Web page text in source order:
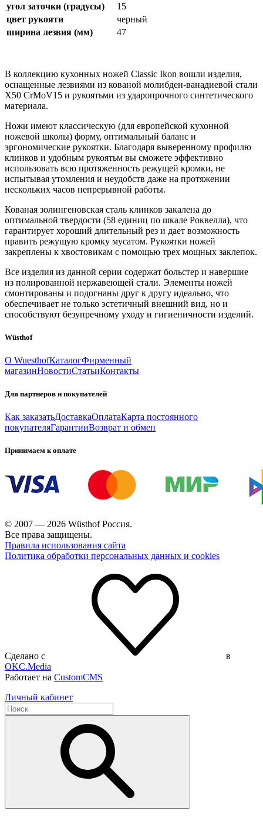
угол заточки (градусы)
15
цвет рукояти
черный
ширина лезвия (мм)
47
В коллекцию кухонных ножей Classic Ikon вошли изделия,
оснащенные лезвиями из кованой молибден-ванадиевой стали
X50 CrMoV15 и рукоятьми из ударопрочного синтетического
материала.
Ножи имеют классическую (для европейской кухонной
ножевой школы) форму, оптимальный баланс и
эргономические рукоятки. Благодаря выверенному профилю
клинков и удобным рукоятьм вы сможете эффективно
использовать всю протяженность режущей кромки, не
испытывая утомления и неудобств даже на протяжении
нескольких часов непрерывной работы.
Кованая золингеновская сталь клинков закалена до
оптимальной твердости (58 единиц по шкале Роквелла), что
гарантирует хороший длительный рез и дает возможность
править режущую кромку мусатом. Рукоятки ножей
закреплены к хвостовикам с помощью трех мощных заклепок.
Все изделия из данной серии содержат больстер и навершие
из полированной нержавеющей стали. Элементы ножей
смонтированы и подогнаны друг к другу идеально, что
обеспечивает не только эстетичный внешний вид, но и
способствуют безупречному уходу и гигиеничности изделий.
Wüsthof
О WuesthofКаталогФирменный
магазинНовостиСтатьиКонтакты
Для партнеров и покупателей
Как заказатьДоставкаОплатаКарта постоянного
покупателяГарантииВозврат и обмен
Принимаем к оплате
© 2007 — 2026 Wüsthof Россия.
Все права защищены.
Правила использования сайта
Политика обработки персональных данных и cookies
Сделано с
в
OKC.Media
Работает на CustomCMS
Личный кабинет